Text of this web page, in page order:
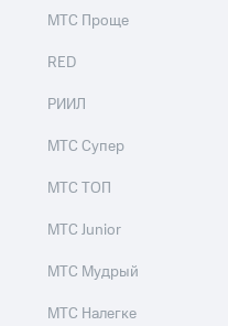
МТС Проще
RED
РИИЛ
МТС Супер
МТС ТОП
МТС Junior
МТС Мудрый
МТС Налегке